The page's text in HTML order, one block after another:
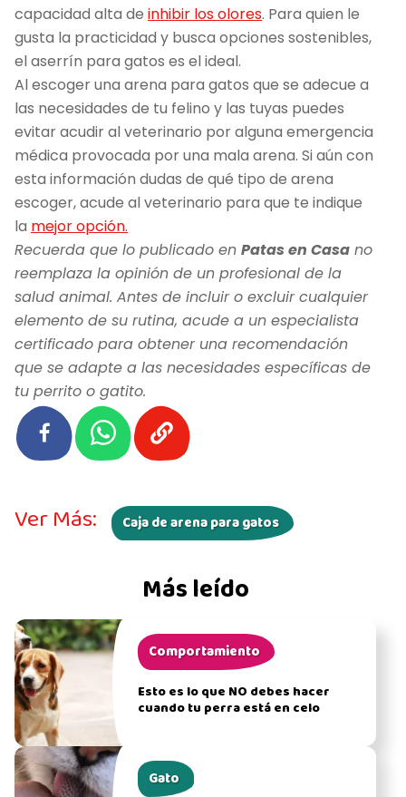
capacidad alta de inhibir los olores. Para quien le
gusta la practicidad y busca opciones sostenibles,
el aserrín para gatos es el ideal.
Al escoger una arena para gatos que se adecue a
las necesidades de tu felino y las tuyas puedes
evitar acudir al veterinario por alguna emergencia
médica provocada por una mala arena. Si aún con
esta información dudas de qué tipo de arena
escoger, acude al veterinario para que te indique
la mejor opción.
Recuerda que lo publicado en Patas en Casa no
reemplaza la opinión de un profesional de la
salud animal. Antes de incluir o excluir cualquier
elemento de su rutina, acude a un especialista
certificado para obtener una recomendación
que se adapte a las necesidades específicas de
tu perrito o gatito.
Más leído
Comportamiento
Esto es lo que NO debes hacer
cuando tu perra está en celo
Gato
Ver Más: Caja de arena para gatos